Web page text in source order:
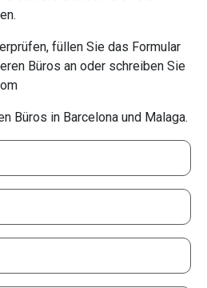
füllen Sie das Formular
Büros an oder schreiben Sie
Büros in Barcelona und Malaga.